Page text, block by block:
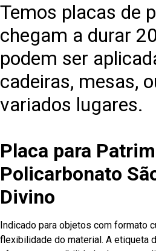
Temos placas de
chegam a durar
podem ser
cadeiras, mesas,
variados lugares.
Placa para
Policarbonato
Divino
Indicado para objetos com formato
flexibilidade do material. A etiqueta